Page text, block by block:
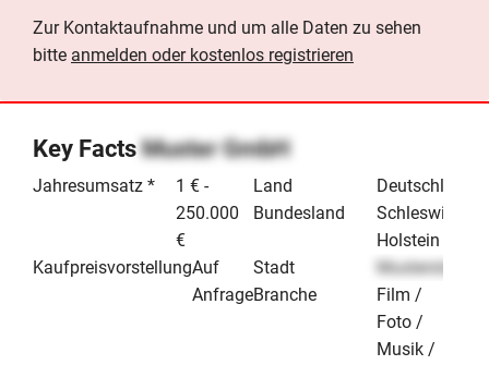
Zur Kontaktaufnahme und um alle Daten zu sehen
bitte anmelden oder kostenlos registrieren
Key FactsMuster GmbH
Jahresumsatz *
1 € -
250.000
€
KaufpreisvorstellungAuf
Anfrage
Land
Deutschland
Bundesland
Schleswig-
Holstein
Stadt
Musterstadt
Branche
Film /
Foto /
Musik /